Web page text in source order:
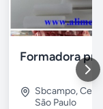
Sbcampo,
São Paulo